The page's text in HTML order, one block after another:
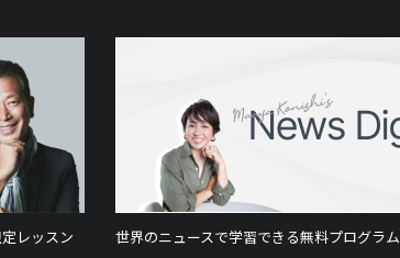
レッスン 世界のニュースで学習できる無料プログラム